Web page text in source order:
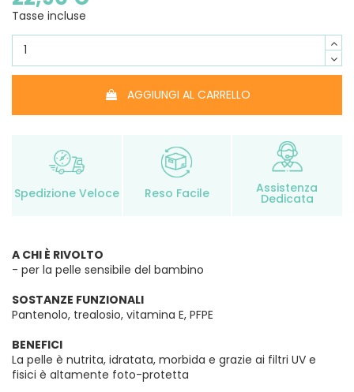
Tasse incluse
AGGIUNGI AL CARRELLO
Spedizione Veloce Reso Facile Assistenza
Dedicata
A CHI È RIVOLTO
- per la pelle sensibile del bambino
SOSTANZE FUNZIONALI
Pantenolo, trealosio, vitamina E, PFPE
BENEFICI
La pelle è nutrita, idratata, morbida e grazie ai filtri UV e
fisici è altamente foto-protetta